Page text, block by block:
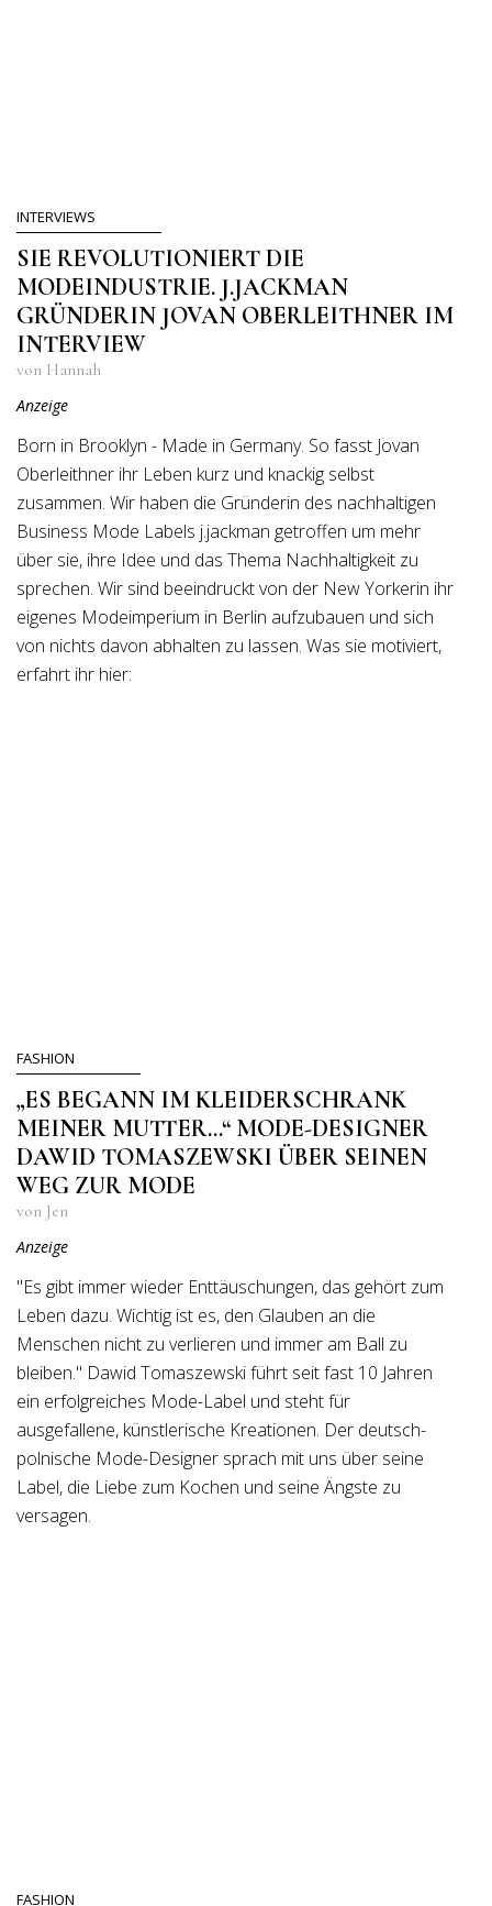
INTERVIEWS
SIE REVOLUTIONIERT DIE
MODEINDUSTRIE. J.JACKMAN
GRÜNDERIN JOVAN OBERLEITHNER IM
INTERVIEW
von Hannah
Anzeige
Born in Brooklyn - Made in Germany. So fasst Jovan
Oberleithner ihr Leben kurz und knackig selbst
zusammen. Wir haben die Gründerin des nachhaltigen
Business Mode Labels j.jackman getroffen um mehr
über sie, ihre Idee und das Thema Nachhaltigkeit zu
sprechen. Wir sind beeindruckt von der New Yorkerin ihr
eigenes Modeimperium in Berlin aufzubauen und sich
von nichts davon abhalten zu lassen. Was sie motiviert,
erfahrt ihr hier:
FASHION
„ES BEGANN IM KLEIDERSCHRANK
MEINER MUTTER…“ MODE-DESIGNER
DAWID TOMASZEWSKI ÜBER SEINEN
WEG ZUR MODE
von Jen
Anzeige
"Es gibt immer wieder Enttäuschungen, das gehört zum
Leben dazu. Wichtig ist es, den Glauben an die
Menschen nicht zu verlieren und immer am Ball zu
bleiben." Dawid Tomaszewski führt seit fast 10 Jahren
ein erfolgreiches Mode-Label und steht für
ausgefallene, künstlerische Kreationen. Der deutsch-
polnische Mode-Designer sprach mit uns über seine
Label, die Liebe zum Kochen und seine Ängste zu
versagen.
FASHION